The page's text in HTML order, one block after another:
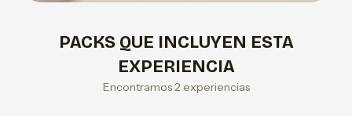
PACKS QUE INCLUYEN ESTA
EXPERIENCIA
Encontramos 2 experiencias